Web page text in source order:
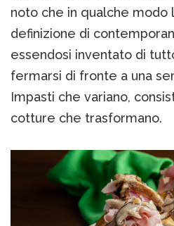
noto che in qualche modo
definizione di
essendosi inventato di
fermarsi di fronte a una
Impasti che variano,
cotture che trasformano.